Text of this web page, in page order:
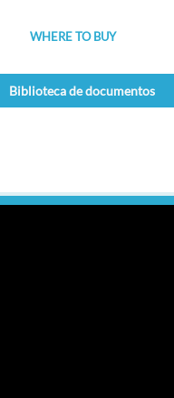
WHERE TO BUY
Biblioteca de documentos